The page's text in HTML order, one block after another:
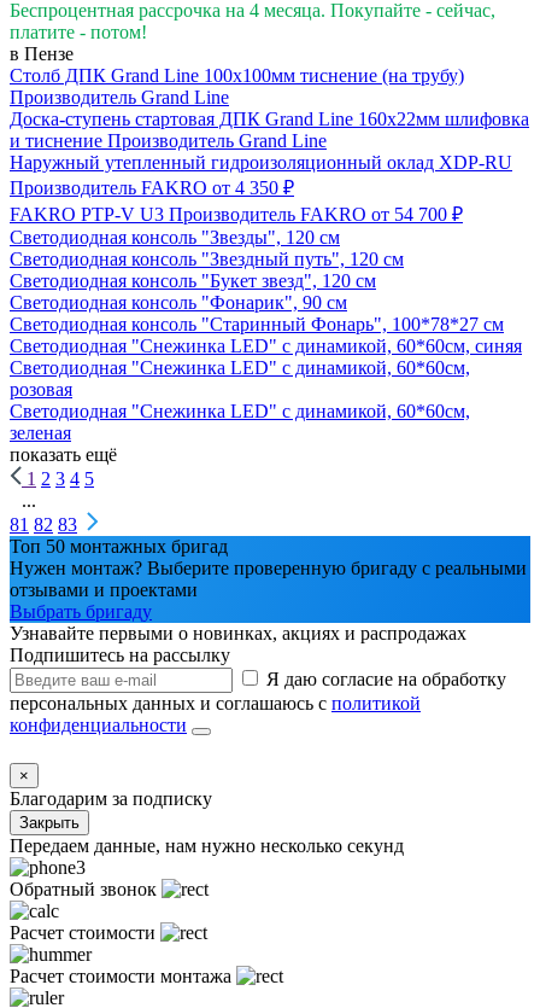
Беспроцентная рассрочка на 4 месяца. Покупайте - сейчас,
платите - потом!
в Пензе
Столб ДПК Grand Line 100х100мм тиснение (на трубу)
Производитель Grand Line
Доска-ступень стартовая ДПК Grand Line 160х22мм шлифовка
и тиснение Производитель Grand Line
Наружный утепленный гидроизоляционный оклад XDP-RU
Производитель FAKRO от 4 350 ₽
FAKRO PTP-V U3 Производитель FAKRO от 54 700 ₽
Светодиодная консоль "Звезды", 120 см
Светодиодная консоль "Звездный путь", 120 см
Светодиодная консоль "Букет звезд", 120 см
Светодиодная консоль "Фонарик", 90 см
Светодиодная консоль "Старинный Фонарь", 100*78*27 см
Светодиодная "Снежинка LED" с динамикой, 60*60см, синяя
Светодиодная "Снежинка LED" с динамикой, 60*60см,
розовая
Светодиодная "Снежинка LED" с динамикой, 60*60см,
зеленая
показать ещё
1 2 3 4 5
...
81 82 83
Топ 50 монтажных бригад
Нужен монтаж? Выберите проверенную бригаду с реальными
отзывами и проектами
Выбрать бригаду
Узнавайте первыми о новинках, акциях и распродажах
Подпишитесь на рассылку
Я даю согласие на обработку
персональных данных и соглашаюсь с политикой
конфиденциальности
×
Благодарим за подписку
Закрыть
Передаем данные, нам нужно несколько секунд
Обратный звонок
Расчет стоимости
Расчет стоимости монтажа